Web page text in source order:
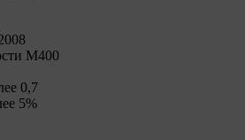
М400
0,7
5%